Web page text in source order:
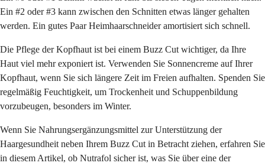
Ein #2 oder #3 kann zwischen den Schnitten etwas länger gehalten
werden. Ein gutes Paar Heimhaarschneider amortisiert sich schnell.
Die Pflege der Kopfhaut ist bei einem Buzz Cut wichtiger, da Ihre
Haut viel mehr exponiert ist. Verwenden Sie Sonnencreme auf Ihrer
Kopfhaut, wenn Sie sich längere Zeit im Freien aufhalten. Spenden Sie
regelmäßig Feuchtigkeit, um Trockenheit und Schuppenbildung
vorzubeugen, besonders im Winter.
Wenn Sie Nahrungsergänzungsmittel zur Unterstützung der
Haargesundheit neben Ihrem Buzz Cut in Betracht ziehen, erfahren Sie
in diesem Artikel, ob Nutrafol sicher ist, was Sie über eine der